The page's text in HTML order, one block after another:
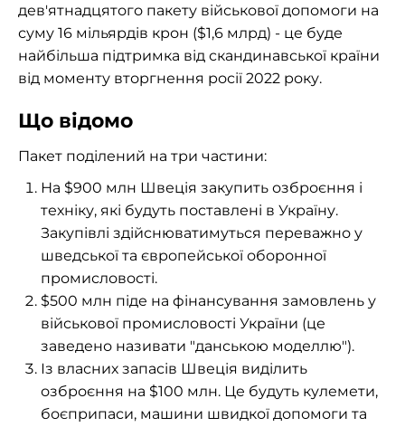
дев'ятнадцятого пакету військової допомоги на
суму 16 мільярдів крон ($1,6 млрд) - це буде
найбільша підтримка від скандинавської країни
від моменту вторгнення росії 2022 року.
Що відомо
Пакет поділений на три частини:
На $900 млн Швеція закупить озброєння і
техніку, які будуть поставлені в Україну.
Закупівлі здійснюватимуться переважно у
шведської та європейської оборонної
промисловості.
$500 млн піде на фінансування замовлень у
військової промисловості України (це
заведено називати "данською моделлю").
Із власних запасів Швеція виділить
озброєння на $100 млн. Це будуть кулемети,
боєприпаси, машини швидкої допомоги та